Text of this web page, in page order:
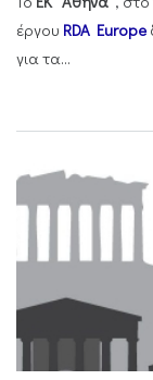
έργου RDA Europe
για τα...